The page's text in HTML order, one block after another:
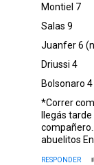
Montiel 7
Salas 9
Juanfer 6
Driussi 4
Bolsonaro 4
*Correr
llegás
abuelitos
RESPONDER